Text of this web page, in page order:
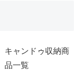
キャンドゥ収納商
品一覧